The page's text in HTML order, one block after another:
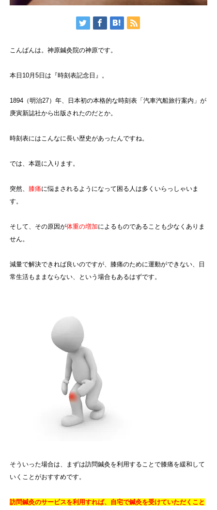
こんばんは。神原鍼灸院の神原です。
本日10月5日は『時刻表記念日』。
1894（明治27）年、日本初の本格的な時刻表「汽車汽船旅行案内」が
庚寅新誌社から出版されたのだとか。
時刻表にはこんなに長い歴史があったんですね。
では、本題に入ります。
突然、 膝痛に悩まされるようになって困る人は多くいらっしゃいま
す。
そして、その原因が体重の増加によるものであることも少なくありま
せん。
減量で解決できれば良いのですが、膝痛のために運動ができない、日
常生活もままならない、という場合もあるはずです。
そういった場合は、まずは訪問鍼灸を利用することで膝痛を緩和して
いくことがおすすめです。
訪問鍼灸のサービスを利用すれば、自宅で鍼灸を受けていただくこと